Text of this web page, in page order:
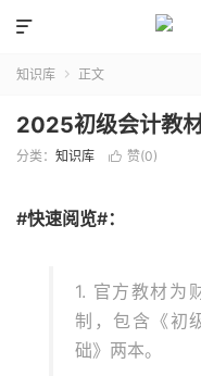

知识库  正文
2025初级会计教
分类： 知识库  赞(0)
#快速阅览#：
1. 官方教材为
制，包含《初
础》两本。